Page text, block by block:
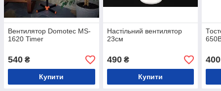
Вентилятор Domotec MS-
1620 Timer
540 ₴
Купити
Настільний вентилятор
23см
490₴
Купити
400